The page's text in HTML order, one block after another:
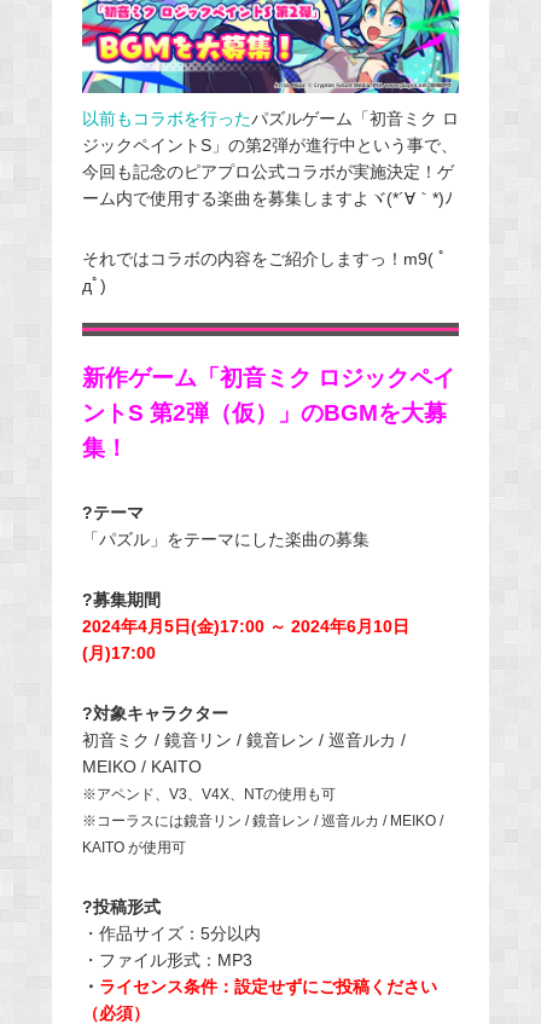
以前もコラボを行ったパズルゲーム「初音ミク ロ
ジックペイントS」の第2弾が進行中という事で、
今回も記念のピアプロ公式コラボが実施決定！ゲ
ーム内で使用する楽曲を募集しますよヾ(*´∀｀*)ﾉ
それではコラボの内容をご紹介しますっ！m9( ﾟ
дﾟ)
新作ゲーム「初音ミク ロジックペイ
ントS 第2弾（仮）」のBGMを大募
集！
?テーマ
「パズル」をテーマにした楽曲の募集
?募集期間
2024年4月5日(金)17:00 ～ 2024年6月10日
(月)17:00
?対象キャラクター
初音ミク / 鏡音リン / 鏡音レン / 巡音ルカ /
MEIKO / KAITO
※アペンド、V3、V4X、NTの使用も可
※コーラスには鏡音リン / 鏡音レン / 巡音ルカ / MEIKO /
KAITO が使用可
?投稿形式
・作品サイズ：5分以内
・ファイル形式：MP3
・ ライセンス条件：設定せずにご投稿ください
（必須）